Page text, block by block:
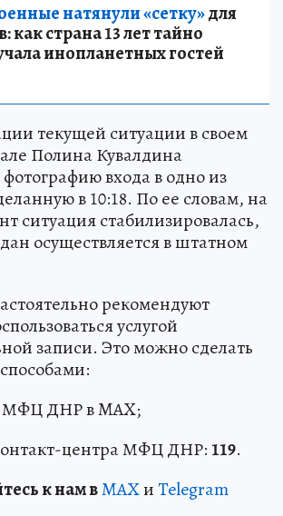
натянули «сетку»для
страна 13 лет тайно
инопланетных гостей
текущей ситуации в своем
Полина Кувалдина
входа в одно из
в 10:18. По ее словам, на
ситуация стабилизировалась,
осуществляется в штатном
рекомендуют
услугой
записи. Это можно сделать
МФЦ ДНР в MAX;
центра МФЦ ДНР:119.
к нам вMAXиTelegram